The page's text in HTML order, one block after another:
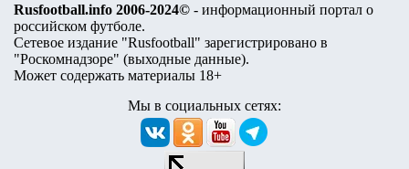
Rusfootball.info 2006-2024© - информационный портал о
российском футболе.
Сетевое издание "Rusfootball" зарегистрировано в
"Роскомнадзоре" (выходные данные).
Может содержать материалы 18+
Мы в социальных сетях: